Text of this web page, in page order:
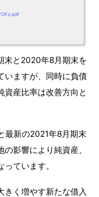
末と2020年8月期末を
いますが、同時に負債
資産比率は改善方向と
最新の2021年8月期末
影響により純資産、
ています。
きく増やす新たな借入